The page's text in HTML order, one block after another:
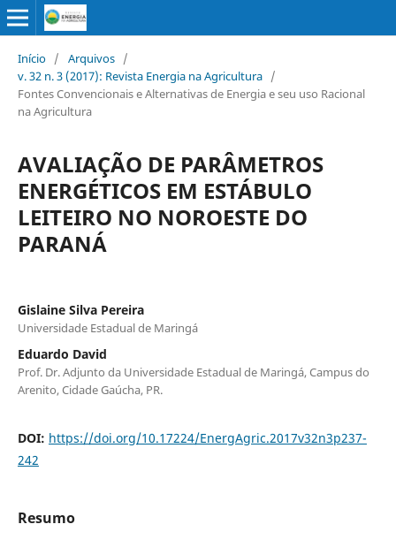
Início / Arquivos /
v. 32 n. 3 (2017): Revista Energia na Agricultura /
Fontes Convencionais e Alternativas de Energia e seu uso Racional
na Agricultura
AVALIAÇÃO DE PARÂMETROS
ENERGÉTICOS EM ESTÁBULO
LEITEIRO NO NOROESTE DO
PARANÁ
Gislaine Silva Pereira
Universidade Estadual de Maringá
Eduardo David
Prof. Dr. Adjunto da Universidade Estadual de Maringá, Campus do
Arenito, Cidade Gaúcha, PR.
DOI: https://doi.org/10.17224/EnergAgric.2017v32n3p237-
242
Resumo